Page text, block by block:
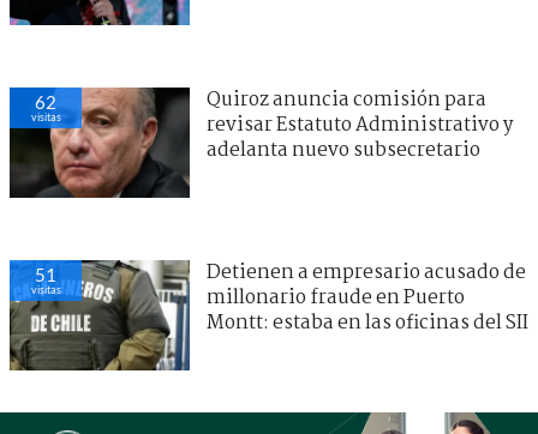
62
visitas
Quiroz anuncia comisión para
revisar Estatuto Administrativo y
adelanta nuevo subsecretario
51
visitas
Detienen a empresario acusado de
millonario fraude en Puerto
Montt: estaba en las oficinas del SII